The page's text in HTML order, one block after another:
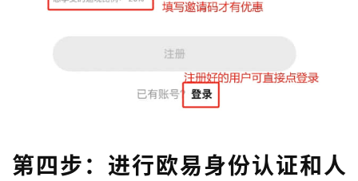
第四步：进行欧易身份认证和人